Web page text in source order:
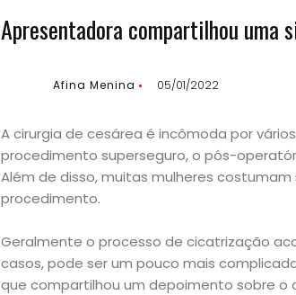
Apresentadora compartilhou uma
Afina Menina 05/01/2022
A cirurgia de cesárea é incômoda por
procedimento superseguro, o pós-
Além de disso, muitas mulheres
procedimento.
Geralmente o processo de cicatrização
casos, pode ser um pouco mais
que compartilhou um depoimento sobre o